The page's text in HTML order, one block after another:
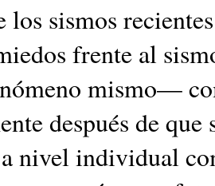
los sismos
frente al
mismo—
después de
nivel individual